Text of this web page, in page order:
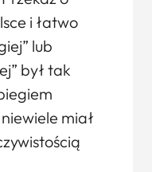
i łatwo
lub
był tak
miał